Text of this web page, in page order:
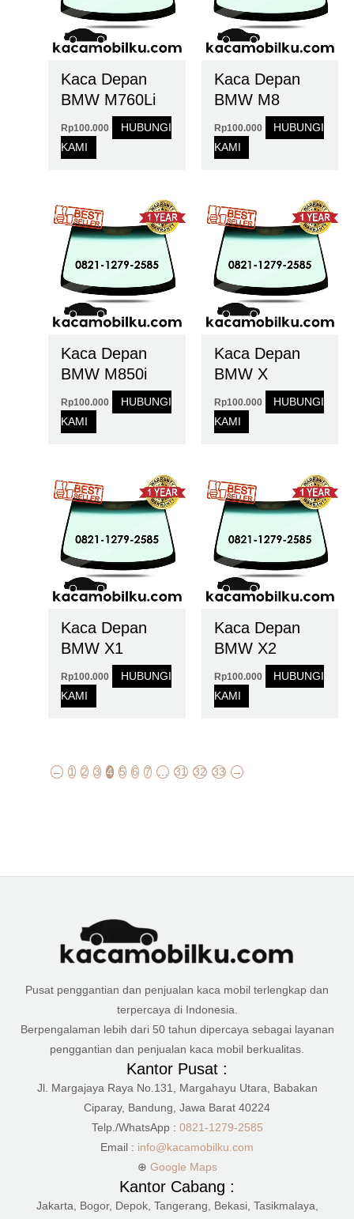
Kaca Depan
BMW M760Li
Rp100.000
HUBUNGI
KAMI
Kaca Depan
BMW M8
Rp100.000
HUBUNGI
KAMI
Kaca Depan
BMW M850i
Rp100.000
HUBUNGI
KAMI
Kaca Depan
BMW X
Rp100.000
HUBUNGI
KAMI
Kaca Depan
BMW X1
Rp100.000
HUBUNGI
KAMI
Kaca Depan
BMW X2
Rp100.000
HUBUNGI
KAMI
← 1 2 3 4 5 6 7 … 31 32 33 →
Pusat penggantian dan penjualan kaca mobil terlengkap dan
terpercaya di Indonesia.
Berpengalaman lebih dari 50 tahun dipercaya sebagai layanan
penggantian dan penjualan kaca mobil berkualitas.
Kantor Pusat :
Jl. Margajaya Raya No.131, Margahayu Utara, Babakan
Ciparay, Bandung, Jawa Barat 40224
Telp./WhatsApp : 0821-1279-2585
Email : info@kacamobilku.com
⊕ Google Maps
Kantor Cabang :
Jakarta, Bogor, Depok, Tangerang, Bekasi, Tasikmalaya,